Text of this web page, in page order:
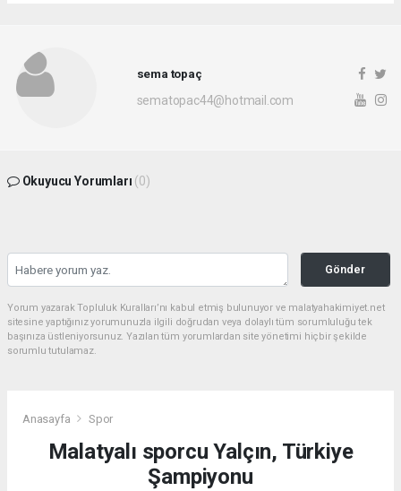
sema topaç
sematopac44@hotmail.com
Okuyucu Yorumları (0)
Gönder
Yorum yazarak Topluluk Kuralları’nı kabul etmiş bulunuyor ve malatyahakimiyet.net
sitesine yaptığınız yorumunuzla ilgili doğrudan veya dolaylı tüm sorumluluğu tek
başınıza üstleniyorsunuz. Yazılan tüm yorumlardan site yönetimi hiçbir şekilde
sorumlu tutulamaz.
Anasayfa Spor
Malatyalı sporcu Yalçın, Türkiye
Şampiyonu